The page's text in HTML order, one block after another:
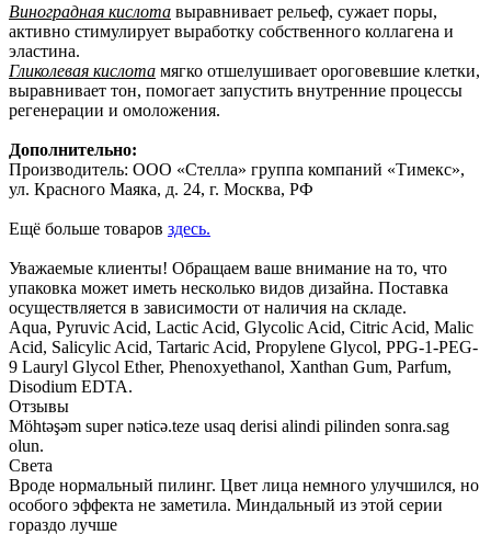
Виноградная кислота выравнивает рельеф, сужает поры,
активно стимулирует выработку собственного коллагена и
эластина.
Гликолевая кислота мягко отшелушивает ороговевшие клетки,
выравнивает тон, помогает запустить внутренние процессы
регенерации и омоложения.
Дополнительно:
Производитель: ООО «Стелла» группа компаний «Тимекс»,
ул. Красного Маяка, д. 24, г. Москва, РФ
Ещё больше товаров здесь.
Уважаемые клиенты! Обращаем ваше внимание на то, что
упаковка может иметь несколько видов дизайна. Поставка
осуществляется в зависимости от наличия на складе.
Aqua, Pyruvic Acid, Lactic Acid, Glycolic Acid, Citric Acid, Malic
Acid, Salicylic Acid, Tartaric Acid, Propylene Glycol, PPG-1-PEG-
9 Lauryl Glycol Ether, Phenoxyethanol, Xanthan Gum, Parfum,
Disodium EDTA.
Отзывы
Möhtəşəm super nəticə.teze usaq derisi alindi pilinden sonra.sag
olun.
Света
Вроде нормальный пилинг. Цвет лица немного улучшился, но
особого эффекта не заметила. Миндальный из этой серии
гораздо лучше